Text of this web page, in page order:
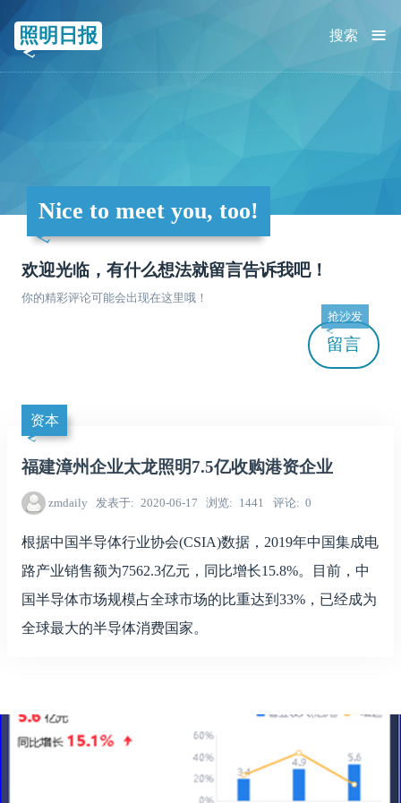
照明日报 ≡
搜索
Nice to meet you, too!
欢迎光临，有什么想法就留言告诉我吧！
你的精彩评论可能会出现在这里哦！
留言
抢沙发
资本
福建漳州企业太龙照明7.5亿收购港资企业
zmdaily 发表于 2020-06-17 浏览 1441 评论 0
根据中国半导体行业协会(CSIA)数据，2019年中国集成电
路产业销售额为7562.3亿元，同比增长15.8%。目前，中
国半导体市场规模占全球市场的比重达到33%，已经成为
全球最大的半导体消费国家。